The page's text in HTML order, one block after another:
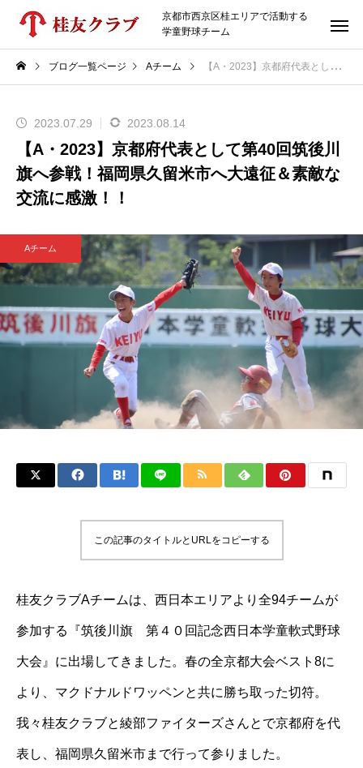
京都市西京区桂エリアで活動する
学童野球チーム
ブログ一覧ページ Aチーム 【A・2023】京都府代表として第40回筑後川旗へ参戦！福岡県久留米市へ大遠征＆素敵な交流に感激！！
2023.07.29 2023.08.14
【A・2023】京都府代表として第40回筑後川
旗へ参戦！福岡県久留米市へ大遠征＆素敵な
交流に感激！！
Aチーム
この記事のタイトルとURLをコピーする
桂友クラブAチームは、西日本エリアより全94チームが
参加する『筑後川旗 第４０回記念西日本学童軟式野球
大会』に出場してきました。春の全京都大会ベスト8に
より、マクドナルドワッペンと共に勝ち取った切符。
我々桂友クラブと綾部ファイターズさんとで京都府を代
表し、福岡県久留米市まで行って参りました。